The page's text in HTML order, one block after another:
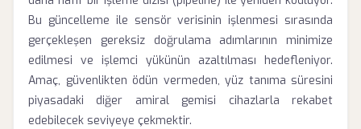
Bu güncelleme ile sensör verisinin işlenmesi sırasında
gerçekleşen gereksiz doğrulama adımlarının minimize
edilmesi ve işlemci yükünün azaltılması hedefleniyor.
Amaç, güvenlikten ödün vermeden, yüz tanıma süresini
piyasadaki diğer amiral gemisi cihazlarla rekabet
edebilecek seviyeye çekmektir.